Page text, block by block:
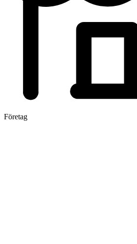
Företag